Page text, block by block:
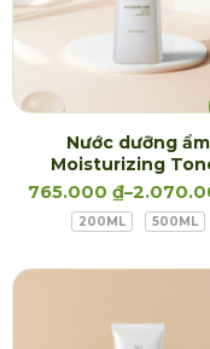
Nước dưỡng ẩm
Moisturizing
765.000 ₫–
200ML 500ML